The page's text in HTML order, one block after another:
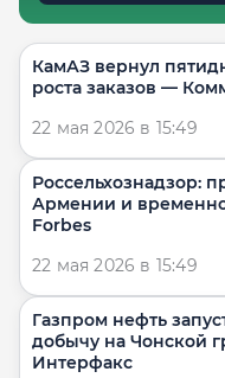
КамАЗ вернул
роста
22 мая 2026 в 15:49
Россельхознадзор:
Армении и
Forbes
22 мая 2026 в 15:49
Газпром нефть
добычу на Чонской
Интерфакс